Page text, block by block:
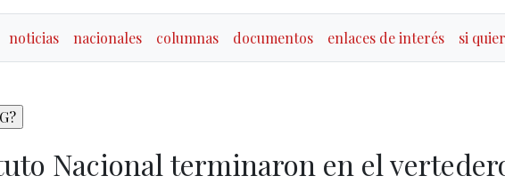
noticias nacionales columnas documentos enlaces de interés si
Nacional terminaron en el